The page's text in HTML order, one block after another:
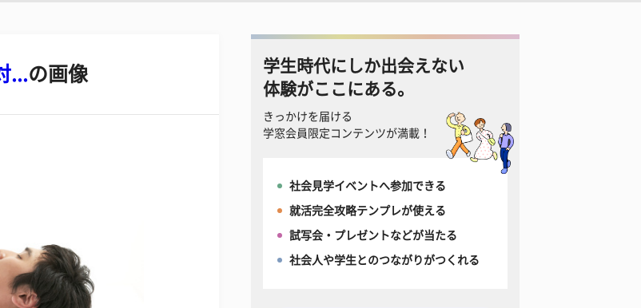
...の画像
学生時代にしか出会えない
体験がここにある。
きっかけを届ける
学窓会員限定コンテンツが満載！
社会見学イベントへ参加できる
就活完全攻略テンプレが使える
試写会・プレゼントなどが当たる
社会人や学生とのつながりがつくれる